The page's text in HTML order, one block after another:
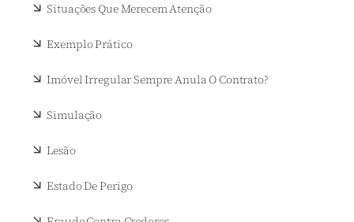
Situações Que Merecem Atenção
Exemplo Prático
Imóvel Irregular Sempre Anula O Contrato?
Simulação
Lesão
Estado De Perigo